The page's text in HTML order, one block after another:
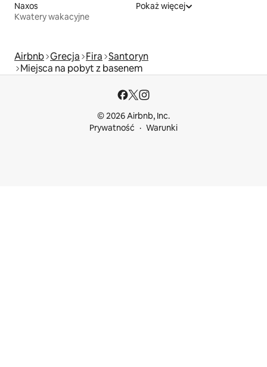
Naxos
Kwatery wakacyjne
Pokaż więcej
Airbnb Grecja Fira Santoryn
Miejsca na pobyt z basenem
© 2026 Airbnb, Inc.
Prywatność
Warunki